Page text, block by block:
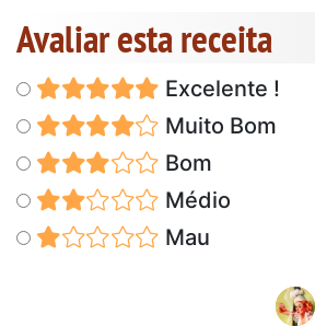
Avaliar esta receita
Excelente !
Muito Bom
Bom
Médio
Mau